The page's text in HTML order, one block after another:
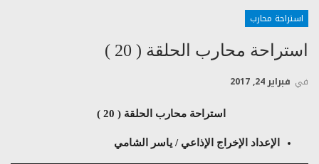
استراحة محارب
استراحة محارب الحلقة ( 20 )
في فبراير 24, 2017
استراحة محارب الحلقة ( 20 )
الإعداد الإخراج الإذاعي / ياسر الشامي